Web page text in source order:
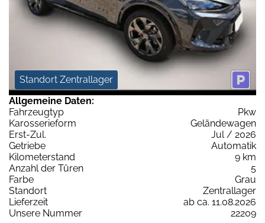
Standort Zentrallager
Allgemeine Daten:
Fahrzeugtyp
Pkw
Karosserieform
Geländewagen
Erst-Zul.
Jul / 2026
Getriebe
Automatik
Kilometerstand
9 km
Anzahl der Türen
5
Farbe
Grau
Standort
Zentrallager
Lieferzeit
ab ca. 11.08.2026
Unsere Nummer
22209